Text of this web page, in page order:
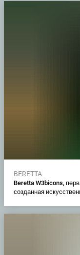
BERETTA
Beretta W3bicons,
созданная